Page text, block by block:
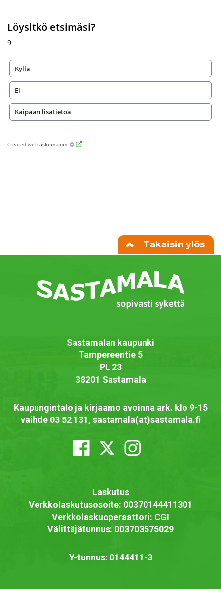
Löysitkö etsimäsi?
9
Kyllä
Ei
Kaipaan lisätietoa
Created with askem.com
Takaisin ylös
Sastamalan kaupunki
Tampereentie 5
PL 23
38201 Sastamala
Kaupungintalo ja kirjaamo avoinna ark. klo 9-15
vaihde 03 52 131, sastamala(at)sastamala.fi
Laskutus
Verkkolaskutusosoite: 00370144411301
Verkkolaskuoperaattori: CGI
Välittäjätunnus: 003703575029
Y-tunnus: 0144411-3